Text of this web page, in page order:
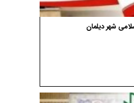
شهر دیلمان